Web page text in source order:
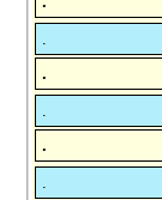
.
.
.
.
.